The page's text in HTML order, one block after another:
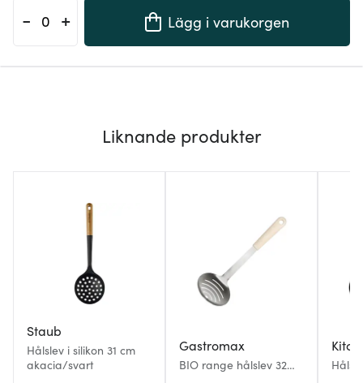
- + Lägg i varukorgen
Liknande produkter
Staub
Hålslev i silikon 31 cm
akacia/svart
Gastromax
BIO range hålslev 32